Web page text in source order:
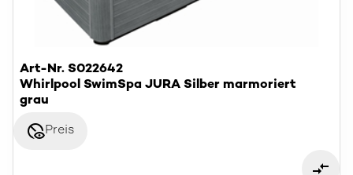
Art-Nr. S022642
Whirlpool SwimSpa JURA Silber marmoriert
grau
disabled_visiblePreis